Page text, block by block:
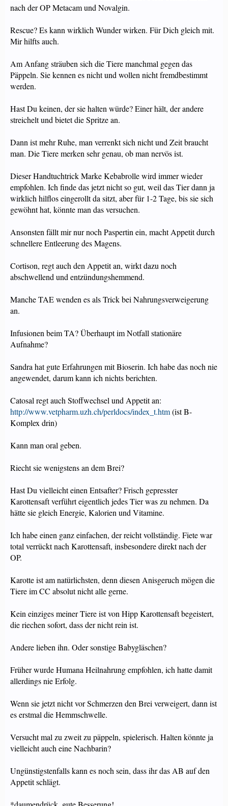
nach der OP Metacam und Novalgin.
Rescue? Es kann wirklich Wunder wirken. Für Dich gleich mit.
Mir hilfts auch.
Am Anfang sträuben sich die Tiere manchmal gegen das
Päppeln. Sie kennen es nicht und wollen nicht fremdbestimmt
werden.
Hast Du keinen, der sie halten würde? Einer hält, der andere
streichelt und bietet die Spritze an.
Dann ist mehr Ruhe, man verrenkt sich nicht und Zeit braucht
man. Die Tiere merken sehr genau, ob man nervös ist.
Dieser Handtuchtrick Marke Kebabrolle wird immer wieder
empfohlen. Ich finde das jetzt nicht so gut, weil das Tier dann ja
wirklich hilflos eingerollt da sitzt, aber für 1-2 Tage, bis sie sich
gewöhnt hat, könnte man das versuchen.
Ansonsten fällt mir nur noch Paspertin ein, macht Appetit durch
schnellere Entleerung des Magens.
Cortison, regt auch den Appetit an, wirkt dazu noch
abschwellend und entzündungshemmend.
Manche TAE wenden es als Trick bei Nahrungsverweigerung
an.
Infusionen beim TA? Überhaupt im Notfall stationäre
Aufnahme?
Sandra hat gute Erfahrungen mit Bioserin. Ich habe das noch nie
angewendet, darum kann ich nichts berichten.
Catosal regt auch Stoffwechsel und Appetit an:
http://www.vetpharm.uzh.ch/perldocs/index_t.htm(ist B-
Komplex drin)
Kann man oral geben.
Riecht sie wenigstens an dem Brei?
Hast Du vielleicht einen Entsafter? Frisch gepresster
Karottensaft verführt eigentlich jedes Tier was zu nehmen. Da
hätte sie gleich Energie, Kalorien und Vitamine.
Ich habe einen ganz einfachen, der reicht vollständig. Fiete war
total verrückt nach Karottensaft, insbesondere direkt nach der
OP.
Karotte ist am natürlichsten, denn diesen Anisgeruch mögen die
Tiere im CC absolut nicht alle gerne.
Kein einziges meiner Tiere ist von Hipp Karottensaft begeistert,
die riechen sofort, dass der nicht rein ist.
Andere lieben ihn. Oder sonstige Babygläschen?
Früher wurde Humana Heilnahrung empfohlen, ich hatte damit
allerdings nie Erfolg.
Wenn sie jetzt nicht vor Schmerzen den Brei verweigert, dann ist
es erstmal die Hemmschwelle.
Versucht mal zu zweit zu päppeln, spielerisch. Halten könnte ja
vielleicht auch eine Nachbarin?
Ungünstigstenfalls kann es noch sein, dass ihr das AB auf den
Appetit schlägt.